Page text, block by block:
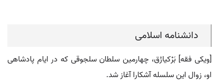
دانشنامه اسلامی
[ویکی فقه] بَرْکیارُق، چهارمین سلطان سلجوقی که در ایام پادشاهی
او، زوال این سلسله آشکارا آغاز شد.